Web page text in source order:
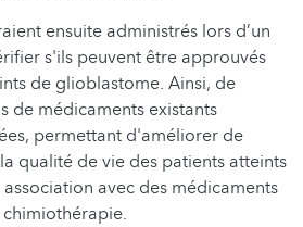
ensuite administrés lors d’un
s'ils peuvent être approuvés
de glioblastome. Ainsi, de
de médicaments existants
permettant d'améliorer de
qualité de vie des patients atteints
avec des médicaments